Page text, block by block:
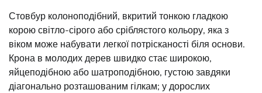
Стовбур колоноподібний, вкритий тонкою гладкою
корою світло-сірого або сріблястого кольору, яка з
віком може набувати легкої потрісканості біля основи.
Крона в молодих дерев швидко стає широкою,
яйцеподібною або шатроподібною, густою завдяки
діагонально розташованим гілкам; у дорослих